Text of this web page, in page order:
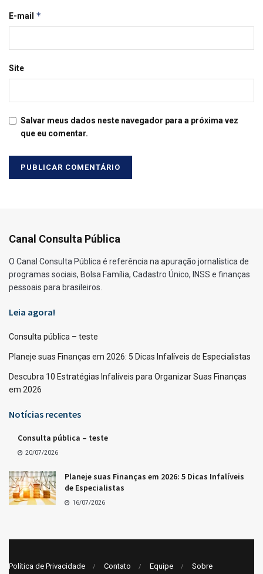
E-mail *
Site
Salvar meus dados neste navegador para a próxima vez
que eu comentar.
Canal Consulta Pública
O Canal Consulta Pública é referência na apuração jornalística de
programas sociais, Bolsa Família, Cadastro Único, INSS e finanças
pessoais para brasileiros.
Leia agora!
Consulta pública – teste
Planeje suas Finanças em 2026: 5 Dicas Infalíveis de Especialistas
Descubra 10 Estratégias Infalíveis para Organizar Suas Finanças
em 2026
Notícias recentes
Consulta pública – teste
20/07/2026
Planeje suas Finanças em 2026: 5 Dicas Infalíveis
de Especialistas
16/07/2026
Política de Privacidade Contato Equipe Sobre